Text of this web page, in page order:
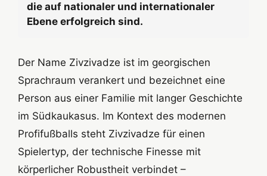
die auf nationaler und internationaler
Ebene erfolgreich sind.
Der Name Zivzivadze ist im georgischen
Sprachraum verankert und bezeichnet eine
Person aus einer Familie mit langer Geschichte
im Südkaukasus. Im Kontext des modernen
Profifußballs steht Zivzivadze für einen
Spielertyp, der technische Finesse mit
körperlicher Robustheit verbindet –